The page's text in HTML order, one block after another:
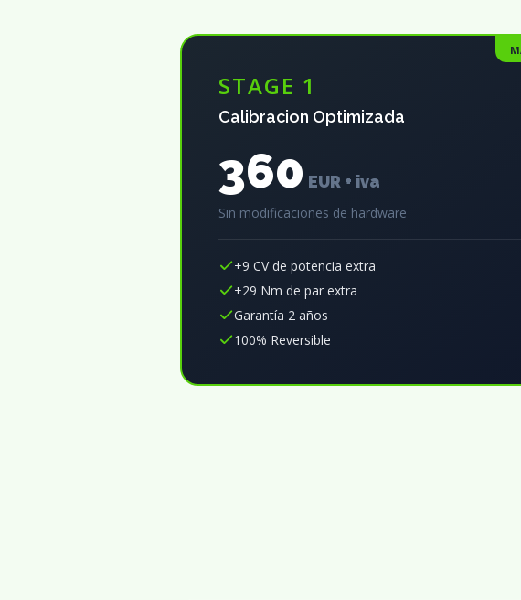
STAGE 1
Calibracion Optimizada
360 EUR + iva
Sin modificaciones de hardware
+9 CV de potencia extra
+29 Nm de par extra
Garantía 2 años
100% Reversible